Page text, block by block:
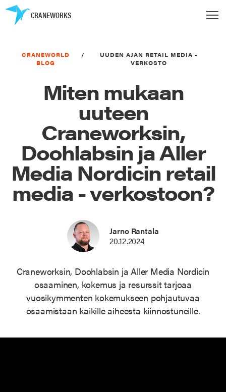
CRANEWORKS
CRANEWORLD
BLOG
/
UUDEN AJAN RETAIL MEDIA -
VERKOSTO
Miten mukaan
uuteen
Craneworksin,
Doohlabsin ja Aller
Media Nordicin retail
media - verkostoon?
Jarno Rantala
20.12.2024
Craneworksin, Doohlabsin ja Aller Media Nordicin
osaaminen, kokemus ja resurssit tarjoaa
vuosikymmenten kokemukseen pohjautuvaa
osaamistaan kaikille aiheesta kiinnostuneille.